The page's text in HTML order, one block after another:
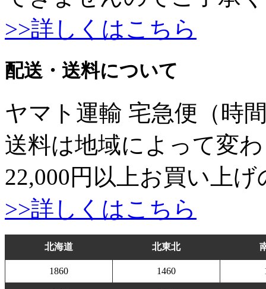
>>詳しくはこちら
配送・送料について
ヤマト運輸 宅急便（時
送料は地域によって変
22,000円以上お買い上
>>詳しくはこちら
北海道 北東北
1860 1460